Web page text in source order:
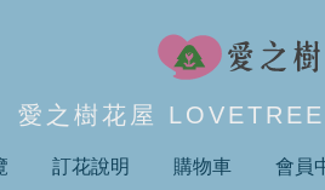
愛之樹花屋
訂花說明 購物車 會員